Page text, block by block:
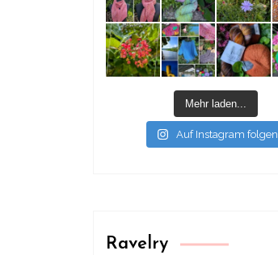
Mehr laden...
Auf Instagram folgen
Ravelry